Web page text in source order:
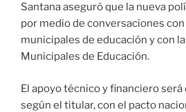
Santana aseguró que la nueva
por medio de conversaciones
municipales de educación y con
Municipales de Educación.
El apoyo técnico y financiero será
según el titular, con el pacto